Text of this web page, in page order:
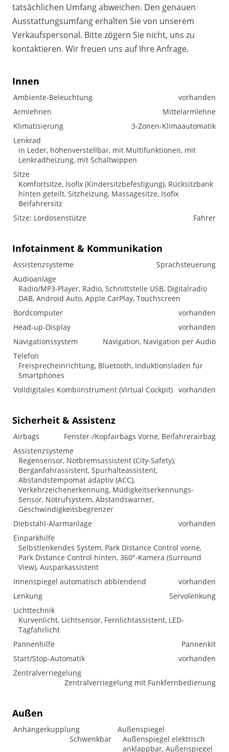
tatsächlichen Umfang abweichen. Den genauen
Ausstattungsumfang erhalten Sie von unserem
Verkaufspersonal. Bitte zögern Sie nicht, uns zu
kontaktieren. Wir freuen uns auf Ihre Anfrage.
Innen
Ambiente-Beleuchtung
vorhanden
Armlehnen
Mittelarmlehne
Klimatisierung
3-Zonen-Klimaautomatik
Lenkrad
in Leder, höhenverstellbar, mit Multifunktionen, mit
Lenkradheizung, mit Schaltwippen
Sitze
Komfortsitze, Isofix (Kindersitzbefestigung), Rücksitzbank
hinten geteilt, Sitzheizung, Massagesitze, Isofix
Beifahrersitz
Sitze: Lordosenstütze
Fahrer
Infotainment & Kommunikation
Assistenzsysteme
Sprachsteuerung
Audioanlage
Radio/MP3-Player, Radio, Schnittstelle USB, Digitalradio
DAB, Android Auto, Apple CarPlay, Touchscreen
Bordcomputer
vorhanden
Head-up-Display
vorhanden
Navigationssystem
Navigation, Navigation per Audio
Telefon
Freisprecheinrichtung, Bluetooth, Induktionsladen für
Smartphones
Volldigitales Kombiinstrument (Virtual Cockpit) vorhanden
Sicherheit & Assistenz
Airbags
Fenster-/Kopfairbags Vorne, Beifahrerairbag
Assistenzsysteme
Regensensor, Notbremsassistent (City-Safety),
Berganfahrassistent, Spurhalteassistent,
Abstandstempomat adaptiv (ACC),
Verkehrzeichenerkennung, Müdigkeitserkennungs-
Sensor, Notrufsystem, Abstandswarner,
Geschwindigkeitsbegrenzer
Diebstahl-Alarmanlage
vorhanden
Einparkhilfe
Selbstlenkendes System, Park Distance Control vorne,
Park Distance Control hinten, 360°-Kamera (Surround
View), Ausparkassistent
Innenspiegel automatisch abblendend
vorhanden
Lenkung
Servolenkung
Lichttechnik
Kurvenlicht, Lichtsensor, Fernlichtassistent, LED-
Tagfahrlicht
Pannenhilfe
Pannenkit
Start/Stop-Automatik
vorhanden
Zentralverriegelung
Zentralverriegelung mit Funkfernbedienung
Außen
Anhängerkupplung
Schwenkbar
Außenspiegel
Außenspiegel elektrisch
anklappbar, Außenspiegel